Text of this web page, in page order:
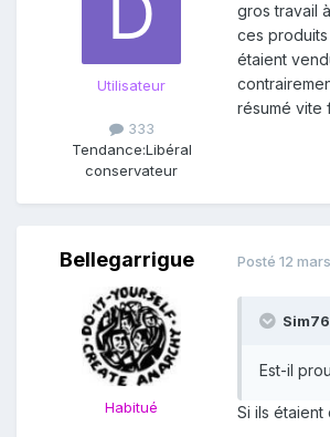
Utilisateur
333
Tendance:Libéral
conservateur
gros travail
ces
étaient
résumé vite
Bellegarrigue
Habitué
Posté 12
Est-il
Si ils